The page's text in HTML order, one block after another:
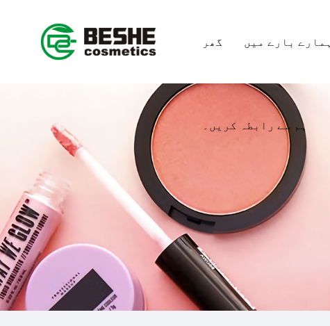
گھر ہمارے بارے میں
ہم سے رابطہ کریں۔